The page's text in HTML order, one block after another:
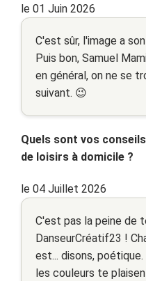
le 01 Juin 2026
C'est sûr, l'image a
Puis bon, Samuel
en général, on ne se
suivant. 😉
Quels sont vos
de loisirs à domicile ?
le 04 Juillet 2026
C'est pas la peine de
DanseurCréatif23 !
est... disons,
les couleurs te